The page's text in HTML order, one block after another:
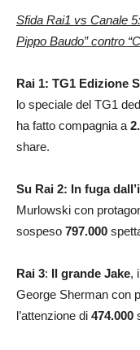
Sfida Rai1 vs Canale
Pippo Baudo” contro
Rai 1: TG1 Edizione
lo speciale del TG1
ha fatto compagnia a
share.
Su Rai 2: In fuga
Murlowski con
sospeso 797.000
Rai 3: Il grande Jake,
George Sherman con
l’attenzione di 474.000